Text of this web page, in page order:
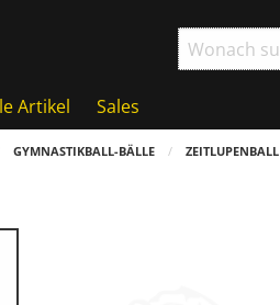
Artikel
Sales
GYMNASTIKBALL-BÄLLE ZEITLUPENBALL